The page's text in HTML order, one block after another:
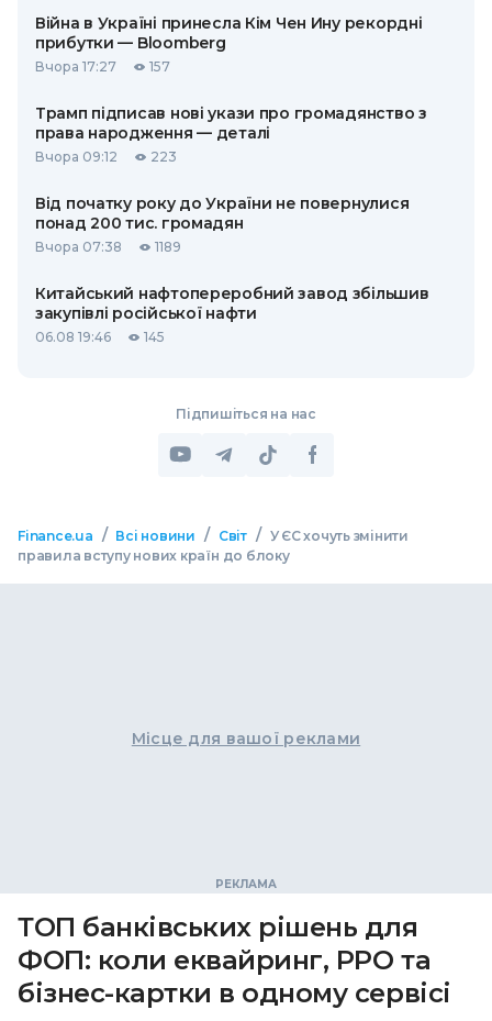
Війна в Україні принесла Кім Чен Ину рекордні
прибутки — Bloomberg
Вчора 17:27 157
Трамп підписав нові укази про громадянство з
права народження — деталі
Вчора 09:12 223
Від початку року до України не повернулися
понад 200 тис. громадян
Вчора 07:38 1189
Китайський нафтопереробний завод збільшив
закупівлі російської нафти
06.08 19:46 145
Підпишіться на нас
Finance.ua / Всі новини / Світ / У ЄС хочуть змінити
правила вступу нових країн до блоку
Місце для вашої реклами
ТОП банківських рішень для
ФОП: коли еквайринг, РРО та
бізнес-картки в одному сервісі